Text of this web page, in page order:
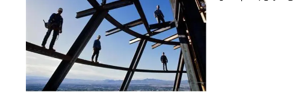
پهنه d شهرک چیتگر
پهنه E شهرک چیتگر
پذیره نویسی منطقه 22
املاک چیتگر
پروژه اطلس
برج های کوهک
پروژه پدافند ارتش
پروژه الماس بهداری
پروژه نارنجستان ۴
پروژه نارنجستان 5
- - دیوار در ساختمان سازی
- - نقشه در ساختمان سازی
- - سقف در ساختمان سازی
- - ستون در ساختمان سازی
- - فوندانسیون در ساختمان سازی